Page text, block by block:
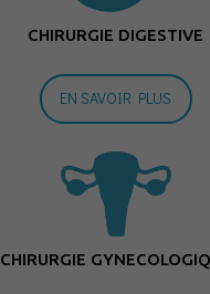
CHIRURGIE DIGESTIVE
EN SAVOIR PLUS
CHIRURGIE